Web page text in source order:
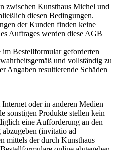
zwischen Kunsthaus Michel und
diesen Bedingungen.
der Kunden finden keine
Auftrages werden diese AGB
Bestellformular geforderten
und vollständig zu
Angaben resultierende Schäden
oder in anderen Medien
sonstigen Produkte stellen kein
eine Aufforderung an den
(invitatio ad
mittels der durch Kunsthaus